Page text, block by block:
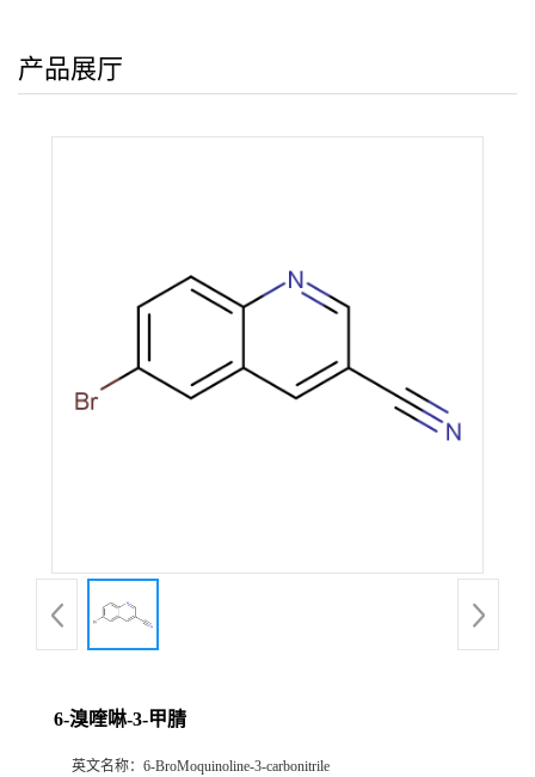
产品展厅
6-溴喹啉-3-甲腈
英文名称： 6-BroMoquinoline-3-carbonitrile